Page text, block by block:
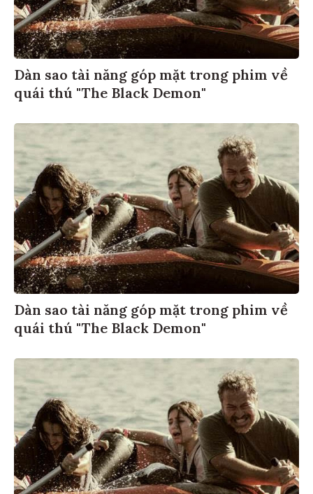
Dàn sao tài năng góp mặt trong phim về
quái thú "The Black Demon"
Dàn sao tài năng góp mặt trong phim về
quái thú "The Black Demon"